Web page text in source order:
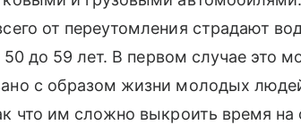
от переутомления страдают
до 59 лет. В первом случае это
с образом жизни молодых
что им сложно выкроить время на